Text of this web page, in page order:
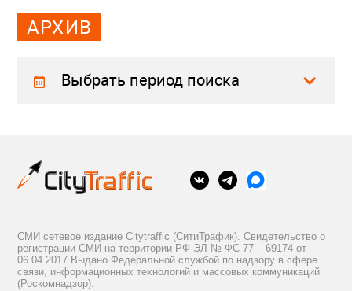
АРХИВ
Выбрать период поиска
СМИ сетевое издание Citytraffic (СитиТрафик). Свидетельство о
регистрации СМИ на территории РФ ЭЛ № ФС 77 – 69174 от
06.04.2017 Выдано Федеральной службой по надзору в сфере
связи, информационных технологий и массовых коммуникаций
(Роскомнадзор).